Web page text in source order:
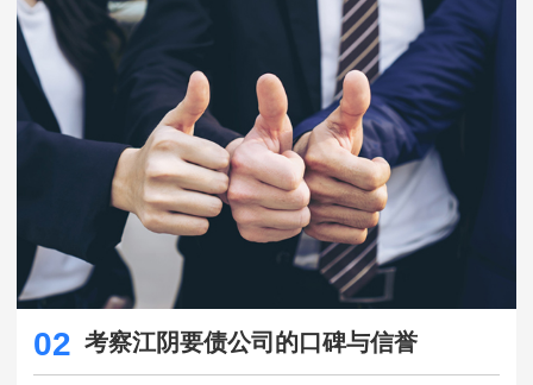
02 考察江阴要债公司的口碑与信誉